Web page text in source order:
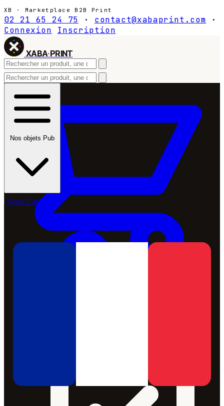
XB · Marketplace B2B Print
02 21 65 24 75 · contact@xabaprint.com
·
Connexion
Inscription
XABA·PRINT
Nos objets Pub
Notre Catalogue